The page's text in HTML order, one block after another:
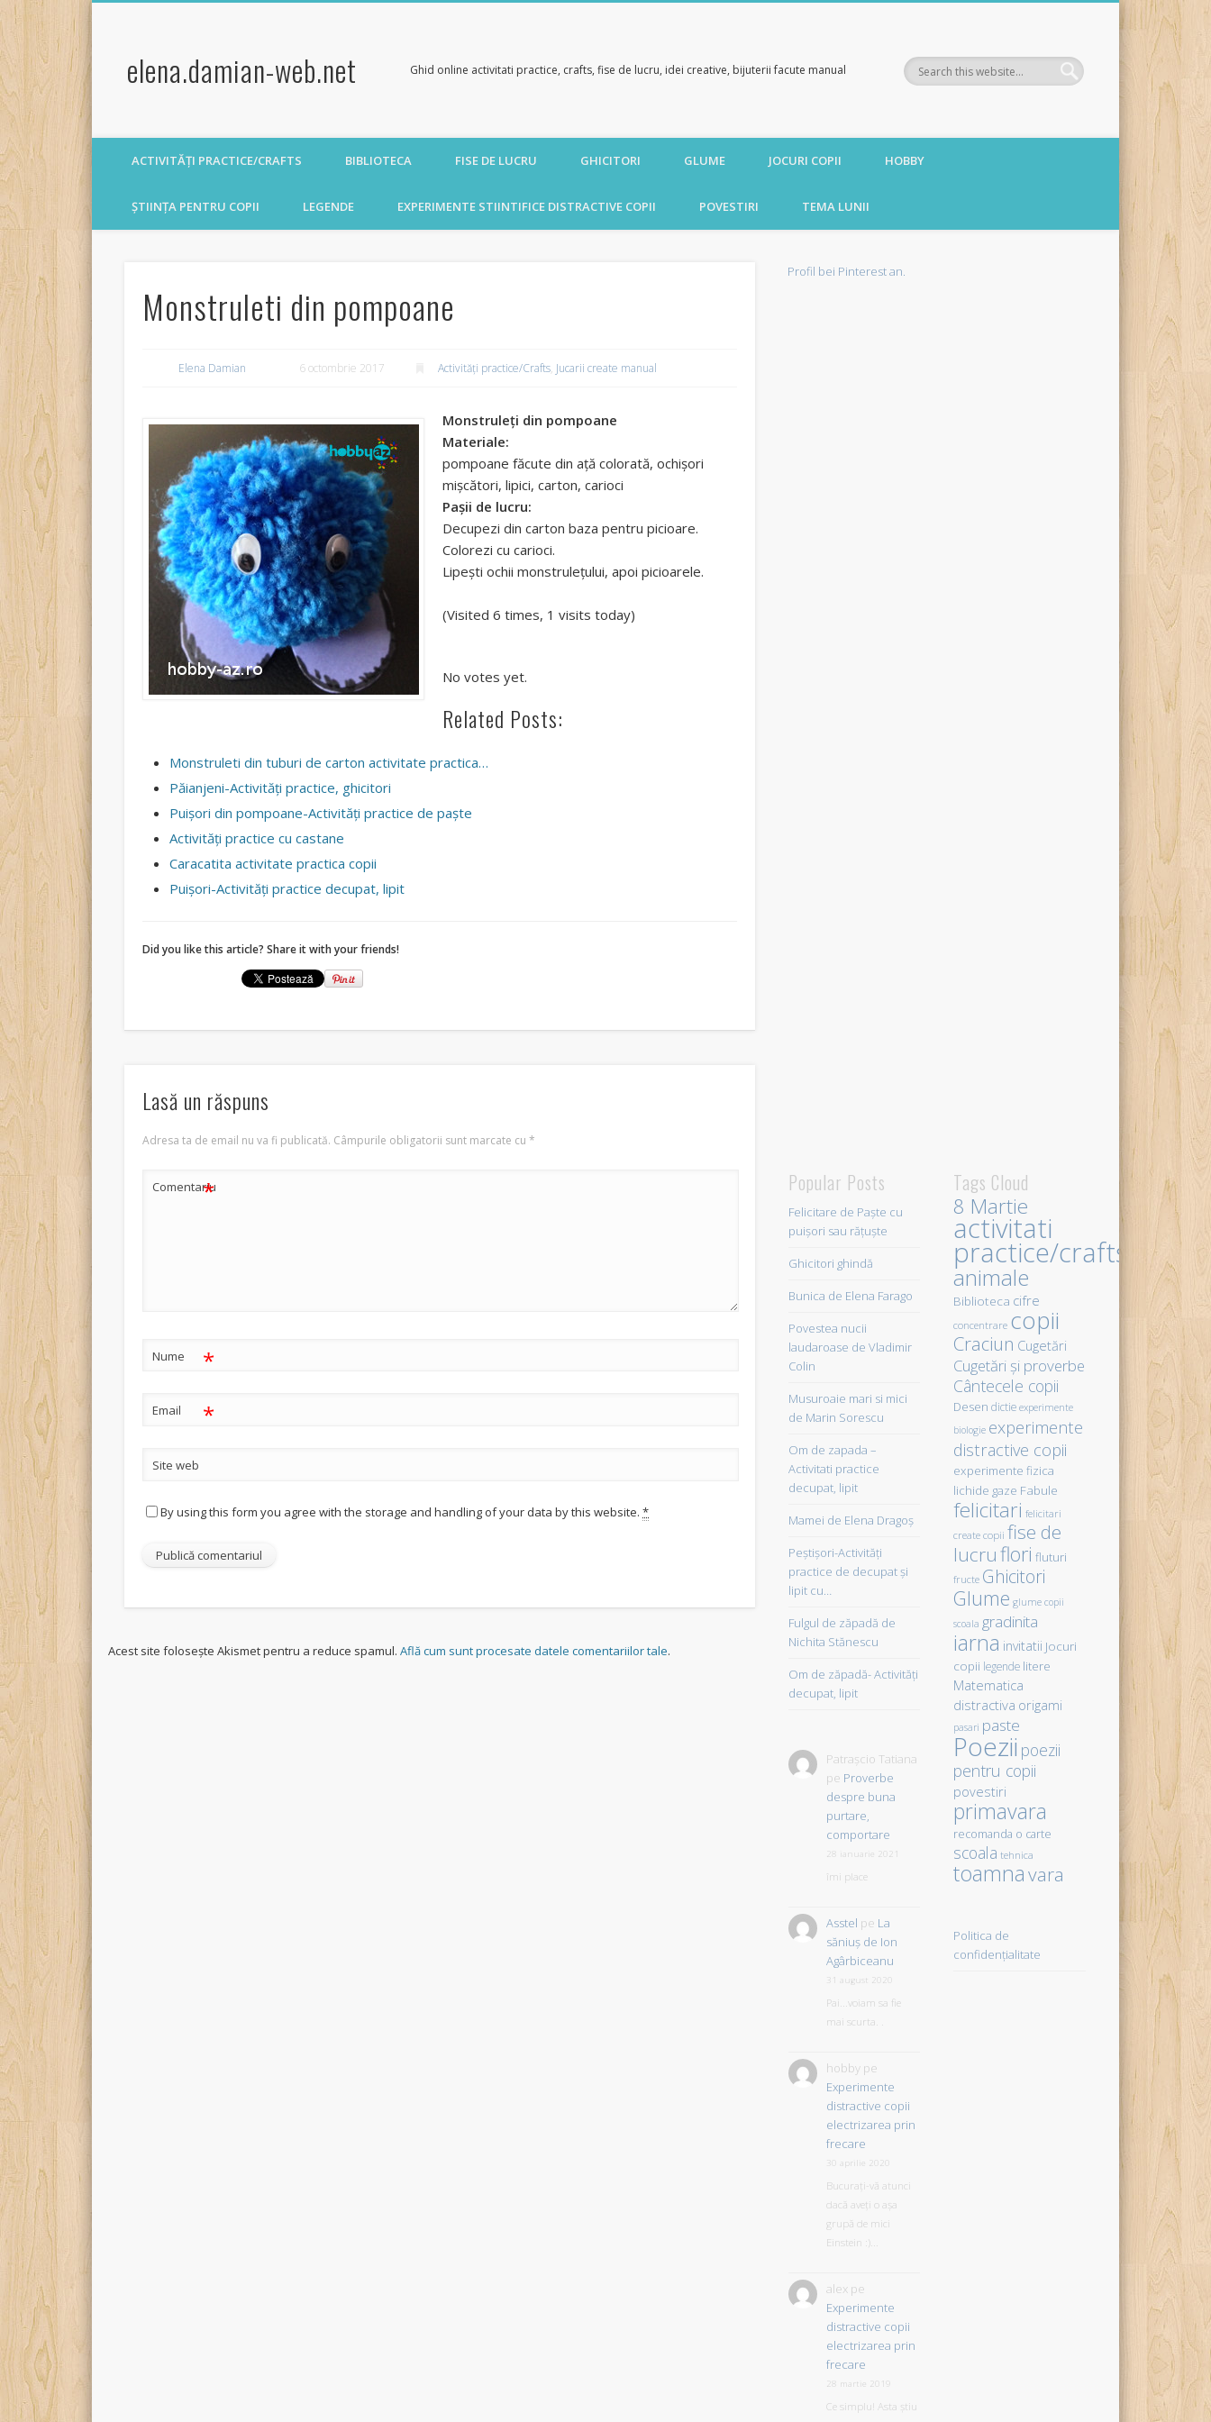
elena.damian-web.net Ghid online activitati practice, crafts, fise de lucru, idei creative, bijuterii facute manual
ACTIVITĂȚI PRACTICE/CRAFTS BIBLIOTECA FISE DE LUCRU GHICITORI GLUME JOCURI COPII HOBBY
ȘTIINȚA PENTRU COPII LEGENDE EXPERIMENTE STIINTIFICE DISTRACTIVE COPII POVESTIRI TEMA LUNII
Monstruleti din pompoane
Elena Damian 6 octombrie 2017 Activități practice/Crafts, Jucarii create manual
Monstruleți din pompoane
Materiale:
pompoane făcute din ață colorată, ochișori
mișcători, lipici, carton, carioci
Pașii de lucru:
Decupezi din carton baza pentru picioare.
Colorezi cu carioci.
Lipești ochii monstrulețului, apoi picioarele.
(Visited 6 times, 1 visits today)
Rate this item:
Submit Rating
No votes yet.
Related Posts:
Monstruleti din tuburi de carton activitate practica…
Păianjeni-Activităţi practice, ghicitori
Puișori din pompoane-Activități practice de paște
Activităţi practice cu castane
Caracatita activitate practica copii
Puişori-Activităţi practice decupat, lipit
Did you like this article? Share it with your friends!
Lasă un răspuns
Adresa ta de email nu va fi publicată. Câmpurile obligatorii sunt marcate cu*
Comentariu
*
Nume *
Email *
Site web
By using this form you agree with the storage and handling of your data by this website.*
Acest site folosește Akismet pentru a reduce spamul.Află cum sunt procesate datele comentariilor tale.
Profil bei Pinterest an.
Popular Posts
Felicitare de Paște cu
puișori sau rățuște
Ghicitori ghindă
Bunica de Elena Farago
Povestea nucii
laudaroase de Vladimir
Colin
Musuroaie mari si mici
de Marin Sorescu
Om de zapada –
Activitati practice
decupat, lipit
Mamei de Elena Dragoş
Peştişori-Activităţi
practice de decupat şi
lipit cu…
Fulgul de zăpadă de
Nichita Stănescu
Om de zăpadă- Activităţi
decupat, lipit
Patrașcio Tatiana
pe Proverbe
despre buna
purtare,
comportare
28 ianuarie 2021
îmi place
Asstel pe La
săniuş de Ion
Agârbiceanu
31 august 2020
Pai...voiam sa fie
mai scurta. .
hobbype
Experimente
distractive copii
electrizarea prin
frecare
30 aprilie 2020
Bucurați-vă atunci
dacă aveți o așa
grupă de mici
Einstein :)...
alexpe
Experimente
distractive copii
electrizarea prin
frecare
28 martie 2019
Ce simplu! Asta știu
Tags Cloud
8 Martie
activitati
practice/crafts
animale
Biblioteca cifre
concentrare copii
Craciun Cugetări
Cugetări şi proverbe
Cântecele copii
Desen dictie experimente
biologie experimente
distractive copii
experimente fizica
lichide gaze Fabule
felicitari felicitari
create copii fise de
lucruflori fluturi
fructe Ghicitori
Glume glume copii
scoala gradinita
iarna invitatii Jocuri
copii legende litere
Matematica
distractiva origami
pasari paste
Poezii poezii
pentru copii
povestiri
primavara
recomanda o carte
scoala tehnica
toamnavara
Politica de
confidențialitate